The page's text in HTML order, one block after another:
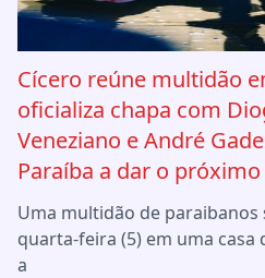
Cícero reúne multidão
oficializa chapa com
Veneziano e André
Paraíba a dar o
Uma multidão de
quarta-feira (5) em uma casa
a